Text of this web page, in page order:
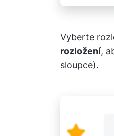
Vyberte
rozložení,
sloupce).